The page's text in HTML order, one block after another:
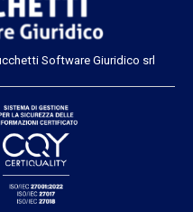
Software Giuridico srl